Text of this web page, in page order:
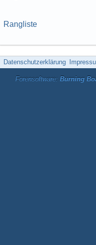
Rangliste
Datenschutzerklärung
Forensoftware: Burning